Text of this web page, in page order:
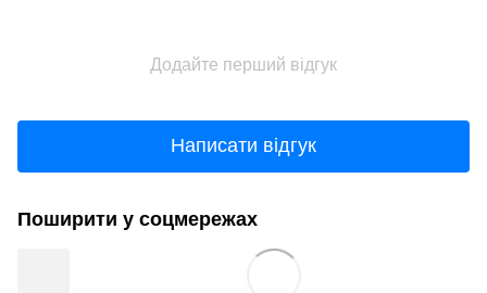
Додайте перший відгук
Написати відгук
Поширити у соцмережах